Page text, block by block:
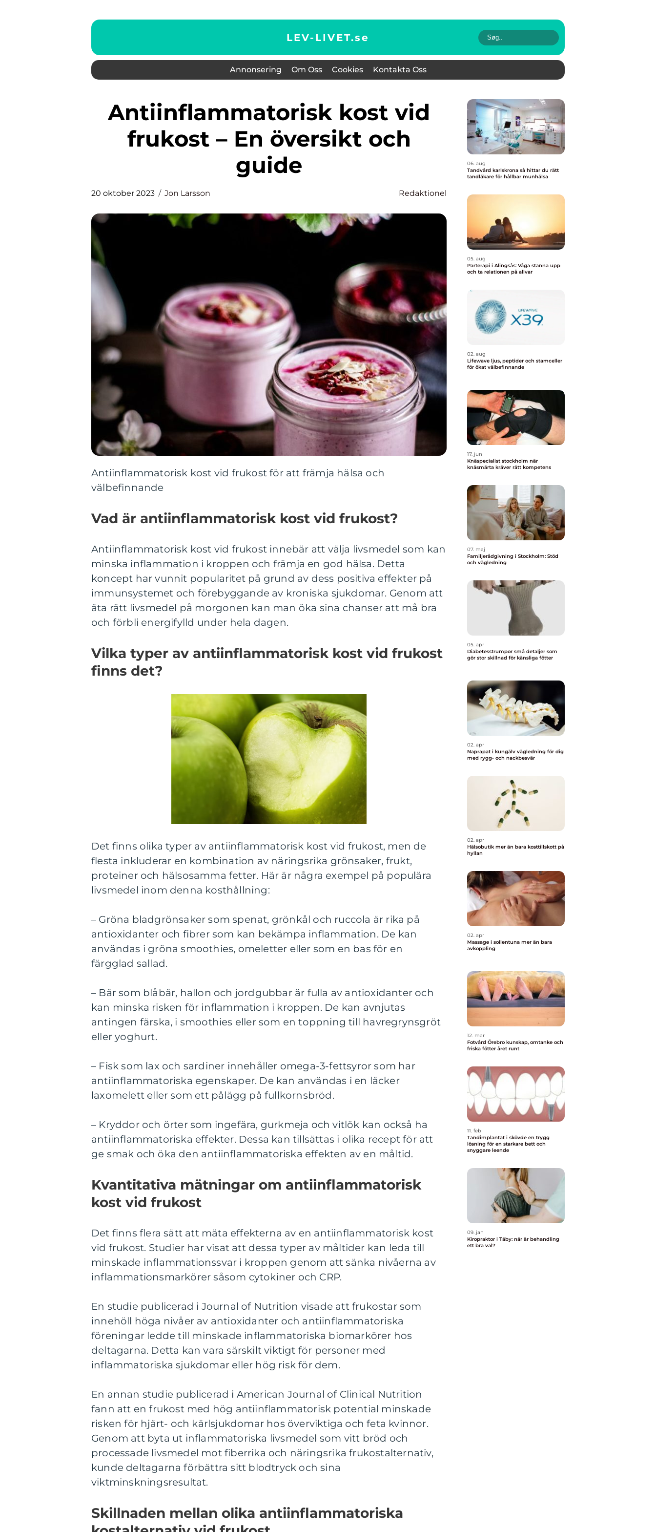
LEV-LIVET.se
Annonsering Om Oss Cookies Kontakta Oss
Antiinflammatorisk kost vid
frukost – En översikt och
guide
20 oktober 2023 Jon Larsson Redaktionel
Antiinflammatorisk kost vid frukost för att främja hälsa och
välbefinnande
Vad är antiinflammatorisk kost vid frukost?
Antiinflammatorisk kost vid frukost innebär att välja livsmedel som kan
minska inflammation i kroppen och främja en god hälsa. Detta
koncept har vunnit popularitet på grund av dess positiva effekter på
immunsystemet och förebyggande av kroniska sjukdomar. Genom att
äta rätt livsmedel på morgonen kan man öka sina chanser att må bra
och förbli energifylld under hela dagen.
Vilka typer av antiinflammatorisk kost vid frukost
finns det?
Det finns olika typer av antiinflammatorisk kost vid frukost, men de
flesta inkluderar en kombination av näringsrika grönsaker, frukt,
proteiner och hälsosamma fetter. Här är några exempel på populära
livsmedel inom denna kosthållning:
– Gröna bladgrönsaker som spenat, grönkål och ruccola är rika på
antioxidanter och fibrer som kan bekämpa inflammation. De kan
användas i gröna smoothies, omeletter eller som en bas för en
färgglad sallad.
– Bär som blåbär, hallon och jordgubbar är fulla av antioxidanter och
kan minska risken för inflammation i kroppen. De kan avnjutas
antingen färska, i smoothies eller som en toppning till havregrynsgröt
eller yoghurt.
– Fisk som lax och sardiner innehåller omega-3-fettsyror som har
antiinflammatoriska egenskaper. De kan användas i en läcker
laxomelett eller som ett pålägg på fullkornsbröd.
– Kryddor och örter som ingefära, gurkmeja och vitlök kan också ha
antiinflammatoriska effekter. Dessa kan tillsättas i olika recept för att
ge smak och öka den antiinflammatoriska effekten av en måltid.
Kvantitativa mätningar om antiinflammatorisk
kost vid frukost
Det finns flera sätt att mäta effekterna av en antiinflammatorisk kost
vid frukost. Studier har visat att dessa typer av måltider kan leda till
minskade inflammationssvar i kroppen genom att sänka nivåerna av
inflammationsmarkörer såsom cytokiner och CRP.
En studie publicerad i Journal of Nutrition visade att frukostar som
innehöll höga nivåer av antioxidanter och antiinflammatoriska
föreningar ledde till minskade inflammatoriska biomarkörer hos
deltagarna. Detta kan vara särskilt viktigt för personer med
inflammatoriska sjukdomar eller hög risk för dem.
En annan studie publicerad i American Journal of Clinical Nutrition
fann att en frukost med hög antiinflammatorisk potential minskade
risken för hjärt- och kärlsjukdomar hos överviktiga och feta kvinnor.
Genom att byta ut inflammatoriska livsmedel som vitt bröd och
processade livsmedel mot fiberrika och näringsrika frukostalternativ,
kunde deltagarna förbättra sitt blodtryck och sina
viktminskningsresultat.
Skillnaden mellan olika antiinflammatoriska
06. aug
Tandvård karlskrona så hittar du rätt
tandläkare för hållbar munhälsa
05. aug
Parterapi i Alingsås: Våga stanna upp
och ta relationen på allvar
02. aug
Lifewave ljus, peptider och stamceller
för ökat välbefinnande
17. jun
Knäspecialist stockholm när
knäsmärta kräver rätt kompetens
07. maj
Familjerådgivning i Stockholm: Stöd
och vägledning
05. apr
Diabetesstrumpor små detaljer som
gör stor skillnad för känsliga fötter
02. apr
Naprapat i kungälv vägledning för dig
med rygg- och nackbesvär
02. apr
Hälsobutik mer än bara kosttillskott på
hyllan
02. apr
Massage i sollentuna mer än bara
avkoppling
12. mar
Fotvård Örebro kunskap, omtanke och
friska fötter året runt
11. feb
Tandimplantat i skövde en trygg
lösning för en starkare bett och
snyggare leende
09. jan
Kiropraktor i Täby: när är behandling
ett bra val?